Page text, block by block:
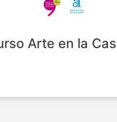
Arte en la